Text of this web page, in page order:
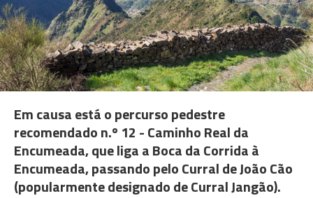
Em causa está o percurso pedestre
recomendado n.º 12 - Caminho Real da
Encumeada, que liga a Boca da Corrida à
Encumeada, passando pelo Curral de João Cão
(popularmente designado de Curral Jangão).